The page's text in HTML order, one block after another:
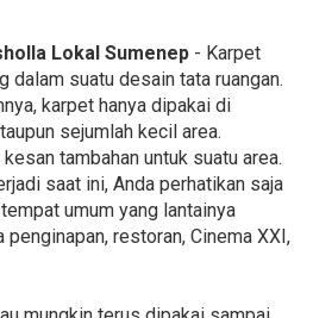
Lokal Sumenep - Karpet
dalam suatu desain tata ruangan.
karpet hanya dipakai di
sejumlah kecil area.
tambahan untuk suatu area.
saat ini, Anda perhatikan saja
umum yang lantainya
restoran, Cinema XXI,